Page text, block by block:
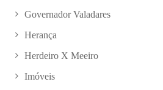
Governador Valadares
Herança
Herdeiro X Meeiro
Imóveis